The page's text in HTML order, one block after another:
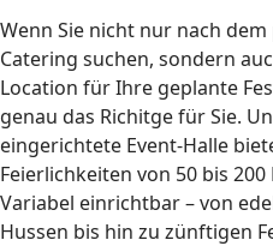
Wenn Sie nicht nur nach
Catering suchen, sondern
Location für Ihre geplante
genau das Richitge für Sie.
eingerichtete Event-Halle
Feierlichkeiten von 50 bis
Variabel einrichtbar – von
Hussen bis hin zu zünftigen